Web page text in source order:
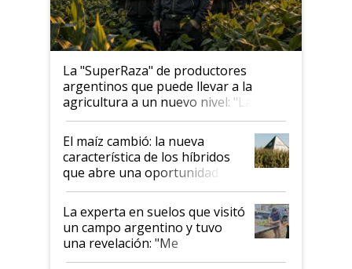
La "SuperRaza" de productores
argentinos que puede llevar a la
agricultura a un nuevo nivel: "Las
posibilidades de crecimiento son
infinitas"
El maíz cambió: la nueva
característica de los híbridos
que abre una oportunidad en
el lote
La experta en suelos que visitó
un campo argentino y tuvo
una revelación: "Me
impresionó mucho"